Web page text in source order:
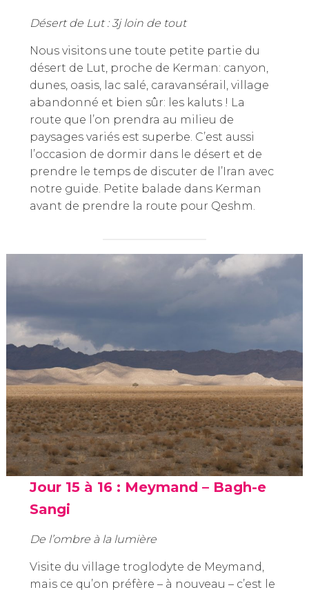
Désert de Lut : 3j loin de tout
Nous visitons une toute petite partie du
désert de Lut, proche de Kerman: canyon,
dunes, oasis, lac salé, caravansérail, village
abandonné et bien sûr: les kaluts ! La
route que l’on prendra au milieu de
paysages variés est superbe. C’est aussi
l’occasion de dormir dans le désert et de
prendre le temps de discuter de l’Iran avec
notre guide. Petite balade dans Kerman
avant de prendre la route pour Qeshm.
Jour 15 à 16 : Meymand – Bagh-e
Sangi
De l’ombre à la lumière
Visite du village troglodyte de Meymand,
mais ce qu’on préfère – à nouveau – c’est le